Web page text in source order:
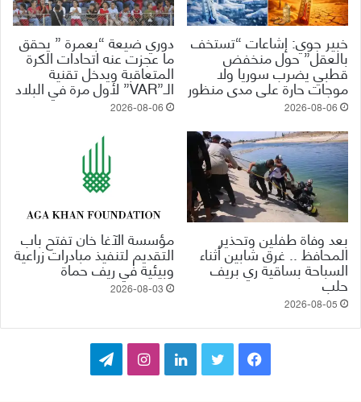
خبير جوي: إشاعات “تستخف
بالعقل” حول منخفض
قطبي يضرب سوريا ولا
موجات حارة على مدى منظور
2026-08-06
دوري ضيعة “بعمرة ” يحقق
ما عجزت عنه اتحادات الكرة
المتعاقبة ويدخل تقنية
الـ”VAR” لأول مرة في البلاد
2026-08-06
بعد وفاة طفلين وتحذير
المحافظ .. غرق شابين أثناء
السباحة بساقية ري بريف
حلب
2026-08-05
مؤسسة الآغا خان تفتح باب
التقديم لتنفيذ مبادرات زراعية
وبيئية في ريف حماة
2026-08-03